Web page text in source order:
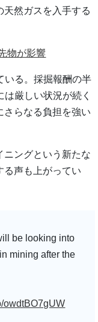
然ガスを入手する
物が影響
いる。採掘報酬の半
厳しい状況が続く
さらなる負担を強い
ニングという新たな
る声も上がってい
be looking into
mining after the
owdtBO7gUW